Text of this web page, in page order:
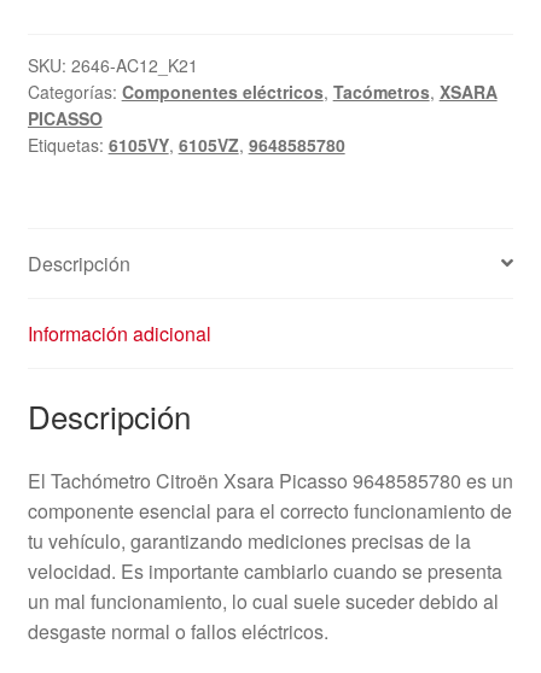
9648585780
cantidad
SKU: 2646-AC12_K21
Categorías: Componentes eléctricos, Tacómetros, XSARA
PICASSO
Etiquetas: 6105VY, 6105VZ, 9648585780
Descripción
Información adicional
Descripción
El Tachómetro Citroën Xsara Picasso 9648585780 es un
componente esencial para el correcto funcionamiento de
tu vehículo, garantizando mediciones precisas de la
velocidad. Es importante cambiarlo cuando se presenta
un mal funcionamiento, lo cual suele suceder debido al
desgaste normal o fallos eléctricos.